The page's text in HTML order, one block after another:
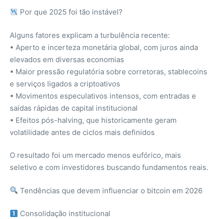
Por que 2025 foi tão instável?
Alguns fatores explicam a turbulência recente:
• Aperto e incerteza monetária global, com juros ainda
elevados em diversas economias
• Maior pressão regulatória sobre corretoras, stablecoins
e serviços ligados a criptoativos
• Movimentos especulativos intensos, com entradas e
saídas rápidas de capital institucional
• Efeitos pós-halving, que historicamente geram
volatilidade antes de ciclos mais definidos
O resultado foi um mercado menos eufórico, mais
seletivo e com investidores buscando fundamentos reais.
Tendências que devem influenciar o bitcoin em 2026
Consolidação institucional